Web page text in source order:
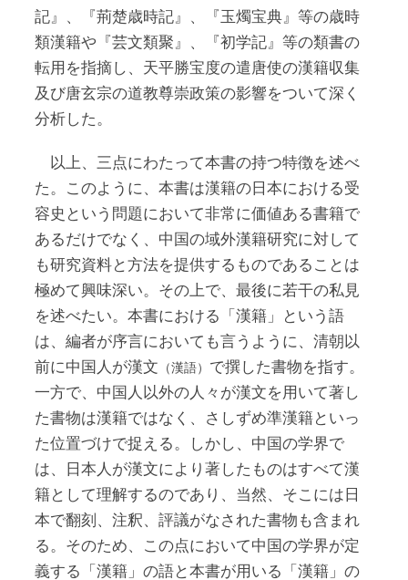
記』、『荊楚歳時記』、『玉燭宝典』等の歳時
類漢籍や『芸文類聚』、『初学記』等の類書の
転用を指摘し、天平勝宝度の遣唐使の漢籍収集
及び唐玄宗の道教尊崇政策の影響をついて深く
分析した。
以上、三点にわたって本書の持つ特徴を述べ
た。このように、本書は漢籍の日本における受
容史という問題において非常に価値ある書籍で
あるだけでなく、中国の域外漢籍研究に対して
も研究資料と方法を提供するものであることは
極めて興味深い。その上で、最後に若干の私見
を述べたい。本書における「漢籍」という語
は、編者が序言においても言うように、清朝以
前に中国人が漢文 （漢語） で撰した書物を指す。
一方で、中国人以外の人々が漢文を用いて著し
た書物は漢籍ではなく、さしずめ準漢籍といっ
た位置づけで捉える。しかし、中国の学界で
は、日本人が漢文により著したものはすべて漢
籍として理解するのであり、当然、そこには日
本で翻刻、注釈、評議がなされた書物も含まれ
る。そのため、この点において中国の学界が定
義する「漢籍」の語と本書が用いる「漢籍」の